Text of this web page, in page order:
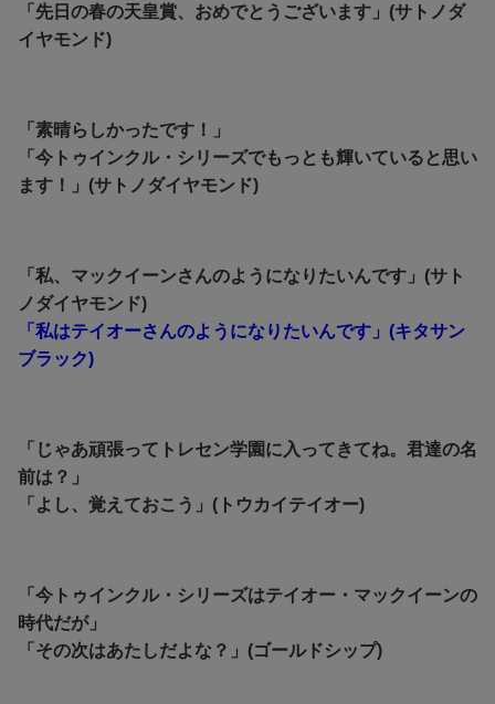
「先日の春の天皇賞、おめでとうございます」(サトノダ
イヤモンド)
「素晴らしかったです！」
「今トゥインクル・シリーズでもっとも輝いていると思い
ます！」(サトノダイヤモンド)
「私、マックイーンさんのようになりたいんです」(サト
ノダイヤモンド)
「私はテイオーさんのようになりたいんです」(キタサン
ブラック)
「じゃあ頑張ってトレセン学園に入ってきてね。君達の名
前は？」
「よし、覚えておこう」(トウカイテイオー)
「今トゥインクル・シリーズはテイオー・マックイーンの
時代だが」
「その次はあたしだよな？」(ゴールドシップ)